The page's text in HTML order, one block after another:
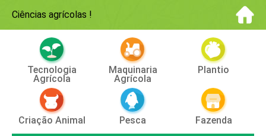
Ciências agrícolas !
Tecnologia
Agrícola
Maquinaria
Agrícola
Plantio
Criação Animal Pesca
Fazenda